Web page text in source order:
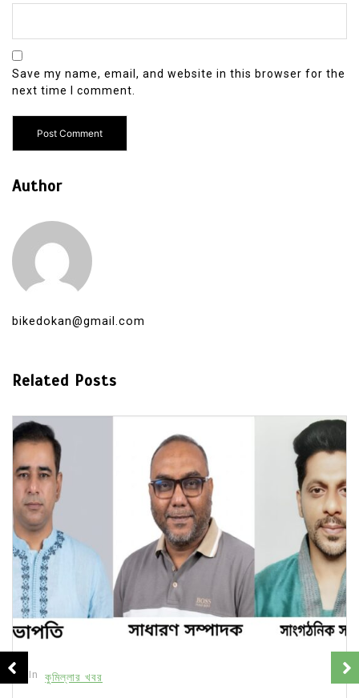
Save my name, email, and website in this browser for the
next time I comment.
Author
bikedokan@gmail.com
Related Posts
In কুমিল্লার খবর